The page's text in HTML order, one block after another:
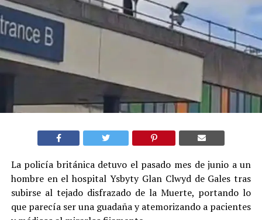
La policía británica detuvo el pasado mes de junio a un
hombre en el hospital Ysbyty Glan Clwyd de Gales tras
subirse al tejado disfrazado de la Muerte, portando lo
que parecía ser una guadaña y atemorizando a pacientes